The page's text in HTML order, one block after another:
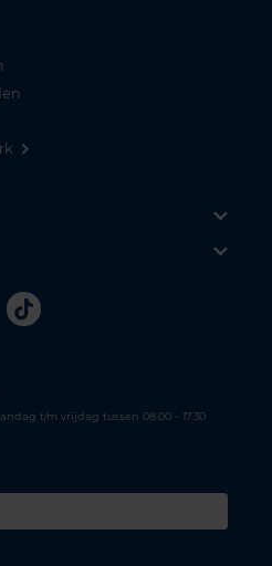
Tiktok
t/m vrijdag tussen 08.00 - 17.30